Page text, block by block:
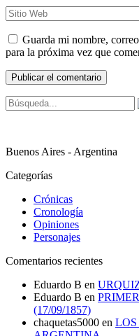
Guarda mi nombre,
para la próxima vez que
Buenos Aires - Argentina
Categorías
Crónicas
Cronología
Opiniones
Personajes
Comentarios recientes
Eduardo B en
Eduardo B en
(17/09/1857)
chaquetas5000 en LOS